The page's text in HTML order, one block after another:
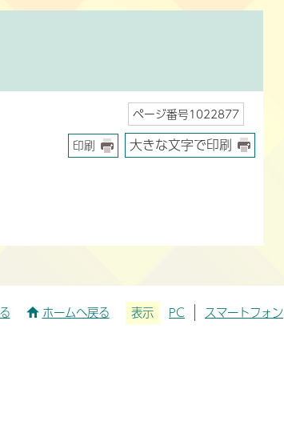
ページ番号1022877
印刷
大きな文字で印刷
ホームへ戻る 表示 PC スマートフォン